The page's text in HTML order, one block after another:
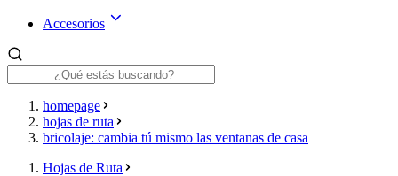
Accesorios
homepage
hojas de ruta
bricolaje: cambia tú mismo las ventanas de casa
Hojas de Ruta